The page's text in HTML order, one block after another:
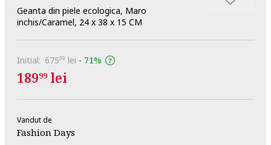
Geanta din piele ecologica, Maro
inchis/Caramel, 24 x 38 x 15 CM
Initial: 67599 lei - 71%
18999 lei
Vandut de
Fashion Days